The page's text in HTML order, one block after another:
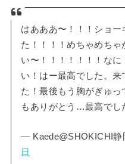
はあああ〜！！！ショ
た！！！！めちゃめち
い〜！！！！！！！な
い！はー最高でした。
た！最後もう胸がぎゅ
もありがとう…最高でし
— Kaede@SHOKICHI静
日